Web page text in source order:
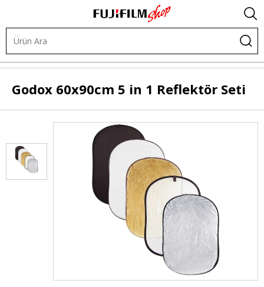
Yansıtıcılar
Godox 60x90cm 5 in 1 Reflektör Seti